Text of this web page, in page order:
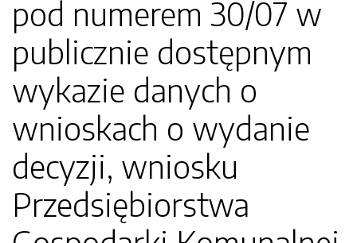
pod numerem 30/07 w
publicznie dostępnym
wykazie danych o
wnioskach o wydanie
decyzji, wniosku
Przedsiębiorstwa